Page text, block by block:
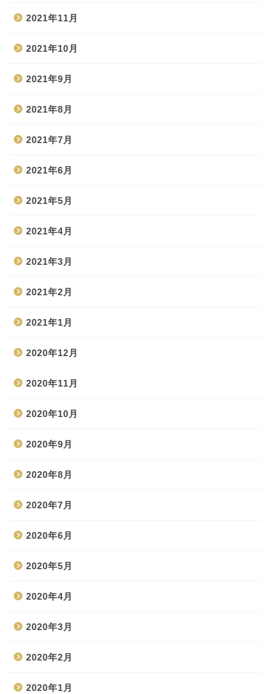
2021年11月
2021年10月
2021年9月
2021年8月
2021年7月
2021年6月
2021年5月
2021年4月
2021年3月
2021年2月
2021年1月
2020年12月
2020年11月
2020年10月
2020年9月
2020年8月
2020年7月
2020年6月
2020年5月
2020年4月
2020年3月
2020年2月
2020年1月